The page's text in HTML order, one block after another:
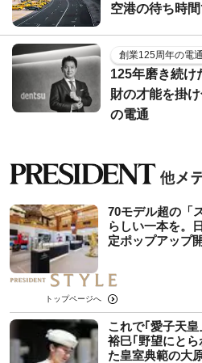
空港の待ち時
創業125周年の電
125年磨き続け
財の才能を掛
の電通
70モデル超の「
らしい一本を。
定ポップアップ
トップページへ
これで｢愛子天
裕巳｢野望にと
た皇室典範の大